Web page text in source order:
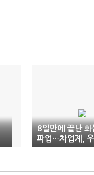
8일만에 끝난 화
파업…차업계,
도'